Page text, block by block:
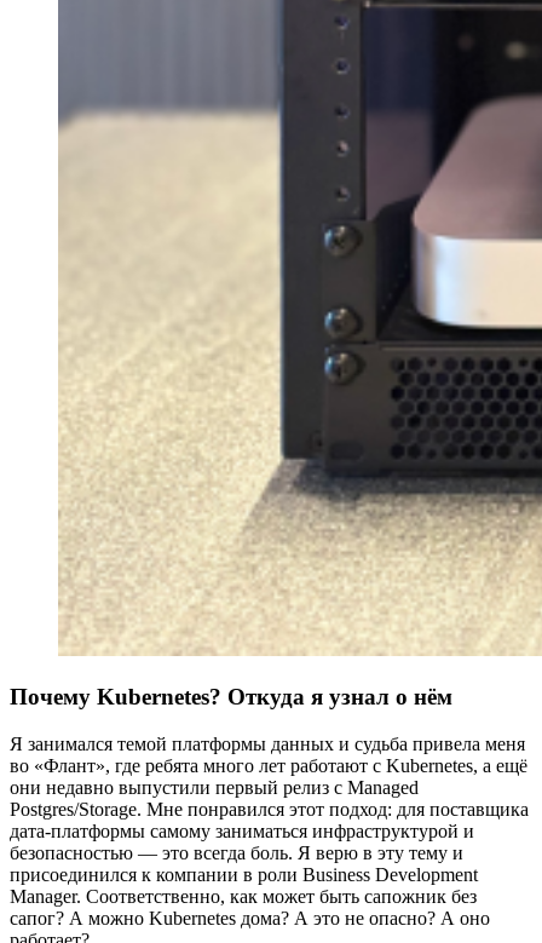
Почему Kubernetes? Откуда я узнал о нём
Я занимался темой платформы данных и судьба привела меня
во «Флант», где ребята много лет работают с Kubernetes, а ещё
они недавно выпустили первый релиз с Managed
Postgres/Storage. Мне понравился этот подход: для поставщика
дата-платформы самому заниматься инфраструктурой и
безопасностью — это всегда боль. Я верю в эту тему и
присоединился к компании в роли Business Development
Manager. Соответственно, как может быть сапожник без
сапог? А можно Kubernetes дома? А это не опасно? А оно